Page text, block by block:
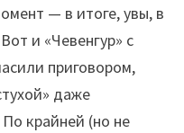
— в итоге, увы, в
и «Чевенгур» с
приговором,
даже
крайней (но не